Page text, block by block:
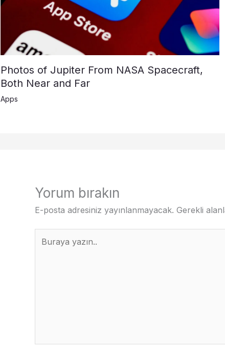
Photos of Jupiter From NASA Spacecraft,
Both Near and Far
Apps
Yorum bırakın
E-posta adresiniz yayınlanmayacak. Gerekli
yazın..